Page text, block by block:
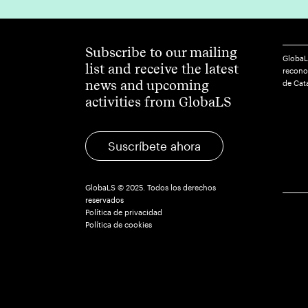
Subscribe to our mailing
list and receive the latest
news and upcoming
activities from GlobaLS
Suscríbete ahora
GlobaLS © 2025. Todos los derechos
reservados
Política de privacidad
Política de cookies
de